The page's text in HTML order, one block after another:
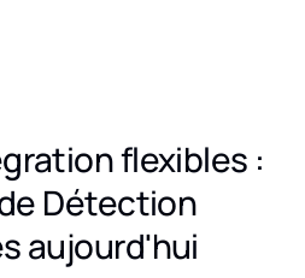
flexibles :
Détection
aujourd'hui